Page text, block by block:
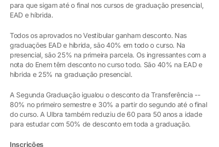
para que sigam até o final nos cursos de graduação presencial,
EAD e híbrida.
Todos os aprovados no Vestibular ganham desconto. Nas
graduações EAD e híbrida, são 40% em todo o curso. Na
presencial, são 25% na primeira parcela. Os ingressantes com a
nota do Enem têm desconto no curso todo. São 40% na EAD e
híbrida e 25% na graduação presencial.
A Segunda Graduação igualou o desconto da Transferência --
80% no primeiro semestre e 30% a partir do segundo até o final
do curso. A Ulbra também reduziu de 60 para 50 anos a idade
para estudar com 50% de desconto em toda a graduação.
Inscrições